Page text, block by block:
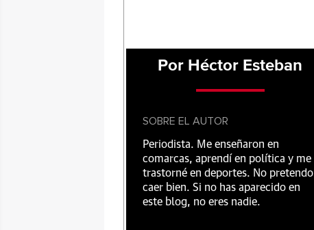
Por Héctor Esteban
SOBRE EL AUTOR
Periodista. Me enseñaron en
comarcas, aprendí en política y me
trastorné en deportes. No pretendo
caer bien. Si no has aparecido en
este blog, no eres nadie.